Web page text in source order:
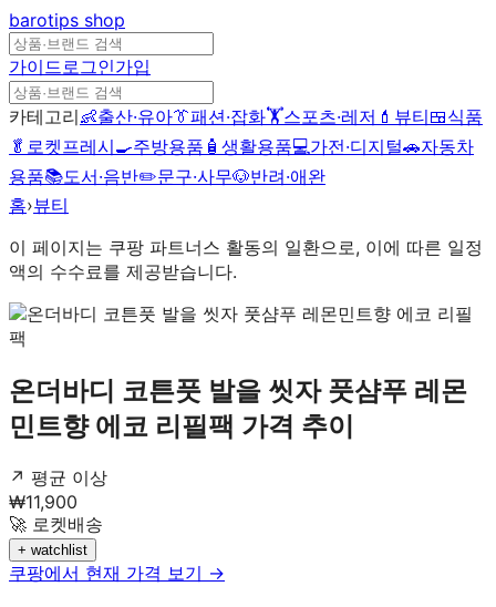
barotips shop
가이드로그인가입
카테고리👶출산·유아👔패션·잡화🏋️스포츠·레저 💄 뷰티🍱식품
🥬 로켓프레시🍳주방용품 🧴 생활용품💻가전·디지털🚗자동차
용품📚도서·음반✏️문구·사무🐶반려·애완
홈›뷰티
이 페이지는 쿠팡 파트너스 활동의 일환으로, 이에 따른 일정
액의 수수료를 제공받습니다.
온더바디 코튼풋 발을 씻자 풋샴푸 레몬
민트향 에코 리필팩 가격 추이
↗ 평균 이상
₩11,900
🚀 로켓배송
+ watchlist
쿠팡에서 현재 가격 보기 →